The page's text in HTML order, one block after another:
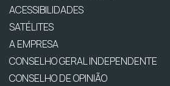
ACESSIBILIDADES
SATÉLITES
A EMPRESA
CONSELHO GERAL INDEPENDENTE
CONSELHO DE OPINIÃO